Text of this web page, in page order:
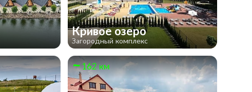
Кривое озеро
Загородный комплекс
162 км